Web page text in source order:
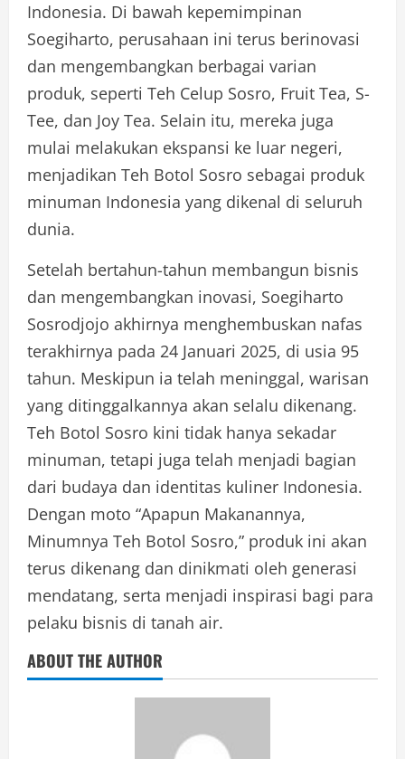
Indonesia. Di bawah kepemimpinan
Soegiharto, perusahaan ini terus berinovasi
dan mengembangkan berbagai varian
produk, seperti Teh Celup Sosro, Fruit Tea, S-
Tee, dan Joy Tea. Selain itu, mereka juga
mulai melakukan ekspansi ke luar negeri,
menjadikan Teh Botol Sosro sebagai produk
minuman Indonesia yang dikenal di seluruh
dunia.
Setelah bertahun-tahun membangun bisnis
dan mengembangkan inovasi, Soegiharto
Sosrodjojo akhirnya menghembuskan nafas
terakhirnya pada 24 Januari 2025, di usia 95
tahun. Meskipun ia telah meninggal, warisan
yang ditinggalkannya akan selalu dikenang.
Teh Botol Sosro kini tidak hanya sekadar
minuman, tetapi juga telah menjadi bagian
dari budaya dan identitas kuliner Indonesia.
Dengan moto “Apapun Makanannya,
Minumnya Teh Botol Sosro,” produk ini akan
terus dikenang dan dinikmati oleh generasi
mendatang, serta menjadi inspirasi bagi para
pelaku bisnis di tanah air.
ABOUT THE AUTHOR